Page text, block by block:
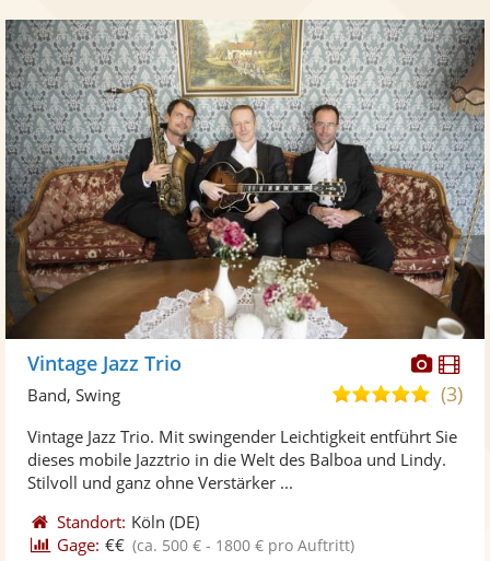
Fotos
Vintage Jazz Trio
5,0
5
Sternen
(3)
Band, Swing
Vintage Jazz Trio. Mit swingender Leichtigkeit entführt Sie
dieses mobile Jazztrio in die Welt des Balboa und Lindy.
Stilvoll und ganz ohne Verstärker ...
Standort: Köln (DE)
Gage: €€ (ca. 500 € - 1800 € pro Auftritt)